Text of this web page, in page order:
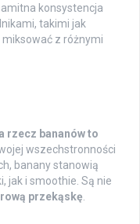
konsystencja
takimi jak
miksować z różnymi
rzecz bananów to
wszechstronności
banany stanowią
jak i smoothie. Są nie
przekąskę